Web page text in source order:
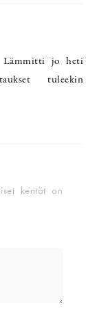
Lämmitti jo heti
tuleekin
kentät on